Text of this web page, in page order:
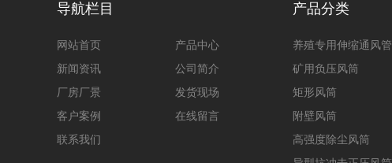
导航栏目
网站首页
产品中心
新闻资讯
公司简介
厂房厂景
发货现场
客户案例
在线留言
联系我们
产品分类
养殖专用伸缩通风管
矿用负压风筒
矩形风筒
附壁风筒
高强度除尘风筒